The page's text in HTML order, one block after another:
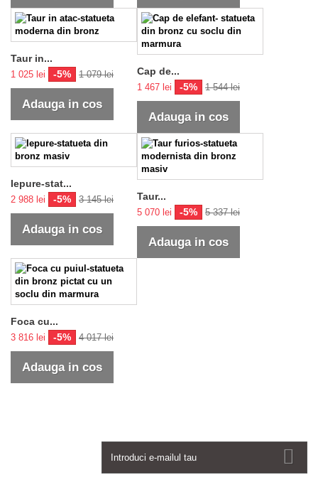
Taur in...
1 025 lei -5% 1 079 lei
Adauga in cos
Cap de...
1 467 lei -5% 1 544 lei
Adauga in cos
Iepure-stat...
2 988 lei -5% 3 145 lei
Adauga in cos
Taur...
5 070 lei -5% 5 337 lei
Adauga in cos
Foca cu...
3 816 lei -5% 4 017 lei
Adauga in cos